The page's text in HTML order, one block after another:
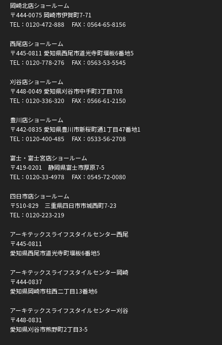
岡崎北店ショールーム
〒444-0075 岡崎市伊賀町7-71
TEL： 0120-472-888 FAX：0564-65-8156
西尾店ショールーム
〒445-0811 愛知県西尾市道光寺町堰板6番地5
TEL： 0120-778-276 FAX：0563-53-5545
刈谷店ショールーム
〒448-0049 愛知県刈谷市中手町3丁目708
TEL： 0120-336-320 FAX：0566-61-2150
豊川店ショールーム
〒442-0835 愛知県豊川市新桜町通1丁目47番地1
TEL： 0120-400-485 FAX：0533-56-2708
富士・富士宮店ショールーム
〒419-0201 静岡県富士市厚原7-5
TEL： 0120-33-4978 FAX：0545-72-0080
四日市店ショールーム
〒510-829 三重県四日市市城西町7-23
TEL： 0120-223-219
アーキテックスライフスタイルセンター西尾
〒445-0811
愛知県西尾市道光寺町堰板6番地5
アーキテックスライフスタイルセンター岡崎
〒444-0837
愛知県岡崎市柱西二丁目13番地6
アーキテックスライフスタイルセンター刈谷
〒448-0831
愛知県刈谷市熊野町2丁目3-5